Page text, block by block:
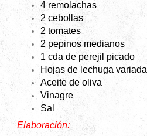
4 remolachas
2 cebollas
2 tomates
2 pepinos medianos
1 cda de perejil picado
Hojas de lechuga variada
Aceite de oliva
Vinagre
Sal
Elaboración: